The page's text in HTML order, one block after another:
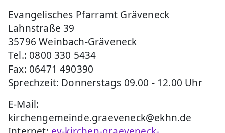
Evangelisches Pfarramt Gräveneck
Lahnstraße 39
35796 Weinbach-Gräveneck
Tel.: 0800 330 5434
Fax: 06471 490390
Sprechzeit: Donnerstags 09.00 - 12.00 Uhr
E-Mail:
kirchengemeinde.graeveneck@ekhn.de